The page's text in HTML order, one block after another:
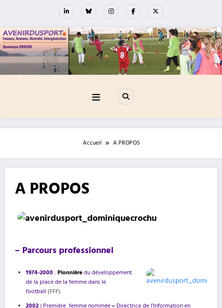
Accueil A PROPOS
A PROPOS
– Parcours professionnel
1974-2000 : Pionnièredu développement
de la place de la femme dans le
football (FFF).
2002 : Première femme nommée « Directrice de l’Information en